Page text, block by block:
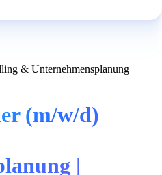
& Unternehmensplanung |
(m/w/d)
|